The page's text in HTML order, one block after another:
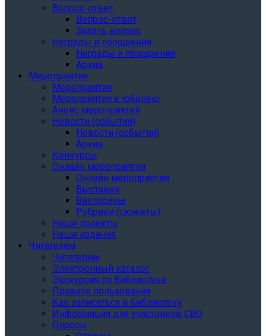
Вопрос-ответ
Вопрос-ответ
Задать вопрос
Награды и поощрения
Награды и поощрения
Архив
Мероприятия
Мероприятия
Мероприятия к юбилею
Анонс мероприятий
Новости (события)
Новости (события)
Архив
Конкурсы
Онлайн мероприятия
Онлайн мероприятия
Выставки
Викторины
Рубрики (сюжеты)
Наши проекты
Наши издания
Читателям
Читателям
Электронный каталог
Экскурсия по библиотеке
Правила пользования
Как записаться в библиотеку
Информация для участников СВО
Опросы